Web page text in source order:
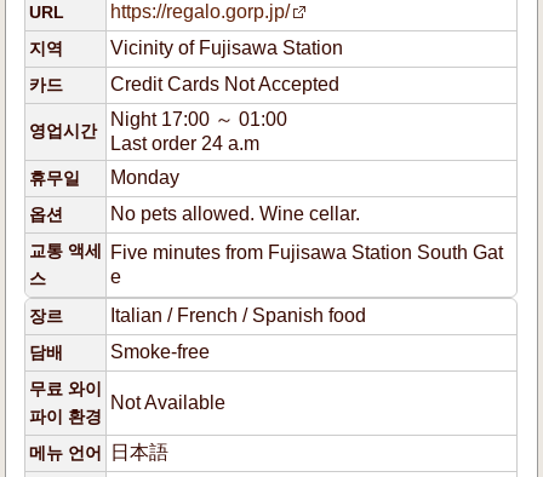
URL https://regalo.gorp.jp/
지역 Vicinity of Fujisawa Station
카드 Credit Cards Not Accepted
영업시간
Night 17:00 ～ 01:00
Last order 24 a.m
휴무일 Monday
옵션 No pets allowed. Wine cellar.
교통 액세
스
Five minutes from Fujisawa Station South Gat
e
장르 Italian / French / Spanish food
담배 Smoke-free
무료 와이
파이 환경
Not Available
메뉴 언어 日本語